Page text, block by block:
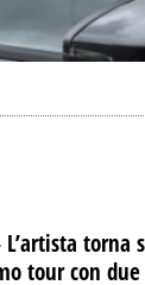
L’artista
tour con